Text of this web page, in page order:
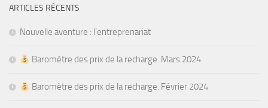
ARTICLES RÉCENTS
Nouvelle aventure : l’entreprenariat
Baromètre des prix de la recharge. Mars 2024
Baromètre des prix de la recharge. Février 2024